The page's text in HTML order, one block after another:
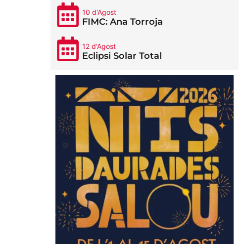
10 d'Agost
FIMC: Ana Torroja
12 d'Agost
Eclipsi Solar Total